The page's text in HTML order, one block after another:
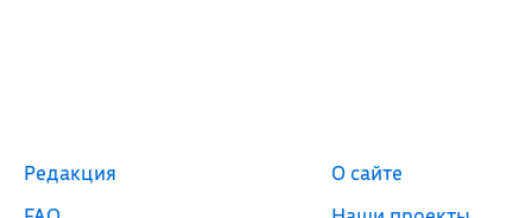
Редакция
О сайте